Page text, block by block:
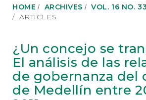
n
M
n
C
n
t
HOME ARCHIVES
VOL. 16 NO.
ARTICLES
¿Un concejo se
El análisis de las
de gobernanza del
de Medellín entre